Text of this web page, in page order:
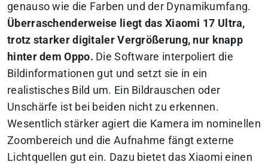
genauso wie die Farben und der Dynamikumfang.
Überraschenderweise liegt das Xiaomi 17 Ultra,
trotz starker digitaler Vergrößerung, nur knapp
hinter dem Oppo. Die Software interpoliert die
Bildinformationen gut und setzt sie in ein
realistisches Bild um. Ein Bildrauschen oder
Unschärfe ist bei beiden nicht zu erkennen.
Wesentlich stärker agiert die Kamera im nominellen
Zoombereich und die Aufnahme fängt externe
Lichtquellen gut ein. Dazu bietet das Xiaomi einen